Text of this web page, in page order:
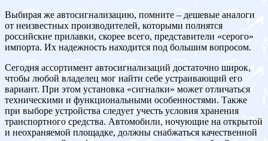
Выбирая же автосигнализацию, помните – дешевые аналоги
от неизвестных производителей, которыми полнятся
российские прилавки, скорее всего, представители «серого»
импорта. Их надежность находится под большим вопросом.
Сегодня ассортимент автосигнализаций достаточно широк,
чтобы любой владелец мог найти себе устраивающий его
вариант. При этом установка «сигналки» может отличаться
техническими и функциональными особенностями. Также
при выборе устройства следует учесть условия хранения
транспортного средства. Автомобили, ночующие на открытой
и неохраняемой площадке, должны снабжаться качественной